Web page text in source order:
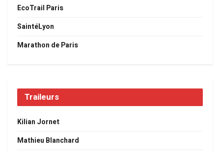
EcoTrail Paris
SaintéLyon
Marathon de Paris
Traileurs
Kilian Jornet
Mathieu Blanchard